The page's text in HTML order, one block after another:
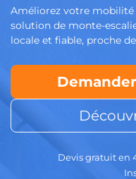
Améliorez votre
solution de monte-
locale et fiable, proche
Devis gratuit en